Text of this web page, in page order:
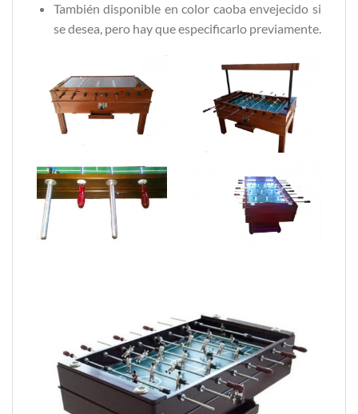
También disponible en color caoba envejecido si
se desea, pero hay que especificarlo previamente.